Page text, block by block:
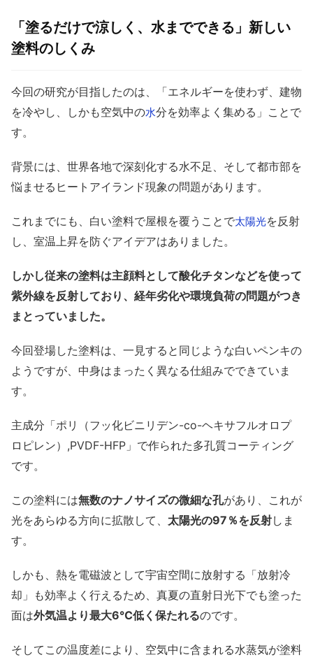
「塗るだけで涼しく、水までできる」新しい
塗料のしくみ
今回の研究が目指したのは、「エネルギーを使わず、建物
を冷やし、しかも空気中の水分を効率よく集める」ことで
す。
背景には、世界各地で深刻化する水不足、そして都市部を
悩ませるヒートアイランド現象の問題があります。
これまでにも、白い塗料で屋根を覆うことで太陽光を反射
し、室温上昇を防ぐアイデアはありました。
しかし従来の塗料は主顔料として酸化チタンなどを使って
紫外線を反射しており、経年劣化や環境負荷の問題がつき
まとっていました。
今回登場した塗料は、一見すると同じような白いペンキの
ようですが、中身はまったく異なる仕組みでできていま
す。
主成分「ポリ（フッ化ビニリデン-co-ヘキサフルオロプ
ロピレン）,PVDF-HFP」で作られた多孔質コーティング
です。
この塗料には無数のナノサイズの微細な孔があり、これが
光をあらゆる方向に拡散して、 太陽光の97％を反射しま
す。
しかも、熱を電磁波として宇宙空間に放射する「放射冷
却」も効率よく行えるため、真夏の直射日光下でも塗った
面は外気温より最大6℃低く保たれるのです。
そしてこの温度差により、空気中に含まれる水蒸気が塗料